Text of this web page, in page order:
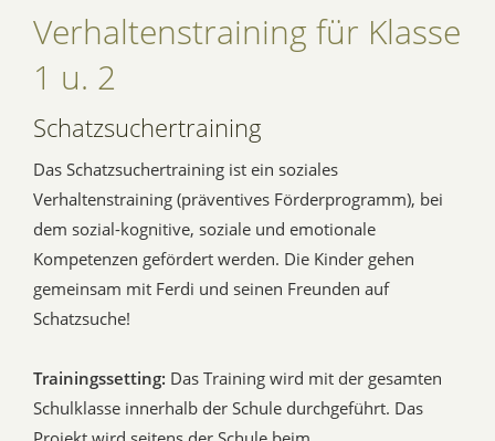
Verhaltenstraining für Klasse
1 u. 2
Schatzsuchertraining
Das Schatzsuchertraining ist ein soziales
Verhaltenstraining (präventives Förderprogramm), bei
dem sozial-kognitive, soziale und emotionale
Kompetenzen gefördert werden. Die Kinder gehen
gemeinsam mit Ferdi und seinen Freunden auf
Schatzsuche!
Trainingssetting: Das Training wird mit der gesamten
Schulklasse innerhalb der Schule durchgeführt. Das